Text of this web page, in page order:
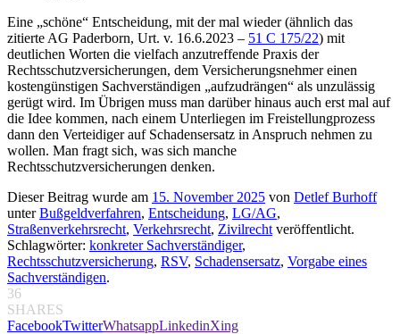
Eine „schöne“ Entscheidung, mit der mal wieder (ähnlich das
zitierte AG Paderborn, Urt. v. 16.6.2023 – 51 C 175/22) mit
deutlichen Worten die vielfach anzutreffende Praxis der
Rechtsschutzversicherungen, dem Versicherungsnehmer einen
kostengünstigen Sachverständigen „aufzudrängen“ als unzulässig
gerügt wird. Im Übrigen muss man darüber hinaus auch erst mal auf
die Idee kommen, nach einem Unterliegen im Freistellungprozess
dann den Verteidiger auf Schadensersatz in Anspruch nehmen zu
wollen. Man fragt sich, was sich manche
Rechtsschutzversicherungen denken.
Dieser Beitrag wurde am 15. November 2025 von Detlef Burhoff
unterBußgeldverfahren, Entscheidung, LG/AG,
Straßenverkehrsrecht, Verkehrsrecht, Zivilrecht veröffentlicht.
Schlagwörter: konkreter Sachverständiger,
Rechtsschutzversicherung, RSV, Schadensersatz, Vorgabe eines
Sachverständigen.
36
SHARES
FacebookTwitterWhatsappLinkedinXing